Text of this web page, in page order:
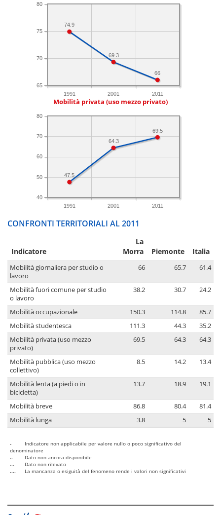
1991 2001 2011
65
70
75
80
66
69.3
74.9
Mobilità privata (uso mezzo privato)
1991 2001 2011
40
50
60
70
80
69.5
64.3
47.5
CONFRONTI TERRITORIALI AL 2011
Indicatore
La
Morra
Piemonte Italia
Mobilità giornaliera per studio o
lavoro
66 65.7 61.4
Mobilità fuori comune per studio
o lavoro
38.2 30.7 24.2
Mobilità occupazionale 150.3 114.8
85.7
Mobilità studentesca
111.3 44.3
35.2
Mobilità privata (uso mezzo
privato)
69.5 64.3 64.3
Mobilità pubblica (uso mezzo
collettivo)
8.5 14.2 13.4
Mobilità lenta (a piedi o in
bicicletta)
13.7 18.9 19.1
Mobilità breve 86.8 80.4
81.4
Mobilità lunga
3.8 5 5
-
Indicatore non applicabile per valore nullo o poco significativo del
denominatore
..
Dato non ancora disponibile
...
Dato non rilevato
....
La mancanza o esiguità del fenomeno rende i valori non significativi